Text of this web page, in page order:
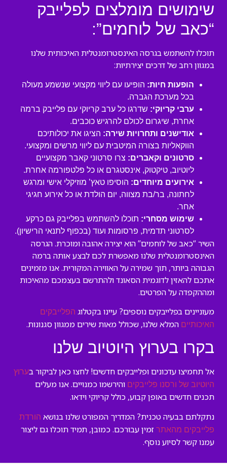
שימושים מומלצים לפלייבק
“כאב של לוחמים”:
תוכלו להשתמש בגרסה האינסטרומנטלית האיכותית שלנו
במגוון רחב של דרכים יצירתיות:
הופעות חיות: הופיעו עם ליווי מקצועי שנשמע מעולה
בכל מערכת הגברה.
ערבי קריוקי: שדרגו כל ערב קריוקי עם פלייבק ברמה
אחרת, שיגרום לכולם להרגיש כוכבים.
אודישנים ותחרויות שירה: הציגו את יכולותיכם
הווקאליות בצורה המיטבית עם ליווי מרשים ומקצועי.
סרטונים וקאברים: צרו סרטוני קאבר מקצועיים
ליוטיוב, טיקטוק, אינסטגרם או כל פלטפורמה אחרת.
אירועים מיוחדים: הוסיפו טאץ’ מוזיקלי אישי ומרגש
לחתונה, בר/בת מצווה, יום הולדת או כל אירוע חגיגי
אחר.
שימוש מסחרי: תוכלו להשתמש בפלייבק גם כרקע
לסרטוני תדמית, פרסומות ועוד (בכפוף לתנאי הרישיון).
השיר “כאב של לוחמים” הוא יצירה אהובה ומוכרת. הגרסה
האינסטרומנטלית שלנו מאפשרת לכם לבצע אותה ברמה
הגבוהה ביותר, תוך שמירה על האווירה המקורית. אנו מזמינים
אתכם להאזין לדוגמית הסאונד ולהתרשם בעצמכם מהאיכות
ומההקפדה על הפרטים.
מעוניינים בפלייבקים נוספים? עיינו בקטלוג הפלייבקים
האיכותיים המלא שלנו, שכולל מאות שירים ממגוון סגנונות.
בקרו בערוץ היוטיוב שלנו
אל תחמיצו עדכונים ופלייבקים חדשים! לחצו כאן לביקור בערוץ
היוטיוב של ורסנו פלייבקים והירשמו כמנויים. אנו מעלים
תכנים חדשים באופן קבוע, כולל קריוקי וידאו.
נתקלתם בבעיה טכנית? המדריך המפורט שלנו בנושא הורדת
פלייבקים מהאתר זמין עבורכם. כמובן, תמיד תוכלו גם ליצור
עמנו קשר לסיוע נוסף.